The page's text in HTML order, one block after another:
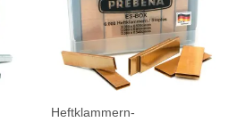
Heftklammern-